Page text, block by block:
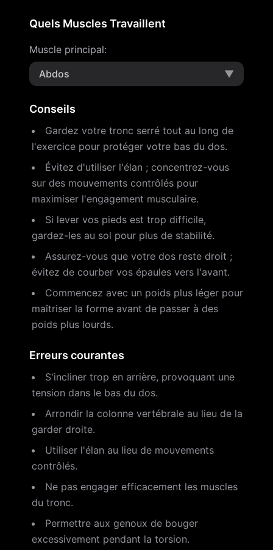
Quels Muscles Travaillent
Muscle principal:
Abdos
▼
Conseils
Gardez votre tronc serré tout au long de
l'exercice pour protéger votre bas du dos.
Évitez d'utiliser l'élan ; concentrez-vous
sur des mouvements contrôlés pour
maximiser l'engagement musculaire.
Si lever vos pieds est trop difficile,
gardez-les au sol pour plus de stabilité.
Assurez-vous que votre dos reste droit ;
évitez de courber vos épaules vers l'avant.
Commencez avec un poids plus léger pour
maîtriser la forme avant de passer à des
poids plus lourds.
Erreurs courantes
S'incliner trop en arrière, provoquant une
tension dans le bas du dos.
Arrondir la colonne vertébrale au lieu de la
garder droite.
Utiliser l'élan au lieu de mouvements
contrôlés.
Ne pas engager efficacement les muscles
du tronc.
Permettre aux genoux de bouger
excessivement pendant la torsion.